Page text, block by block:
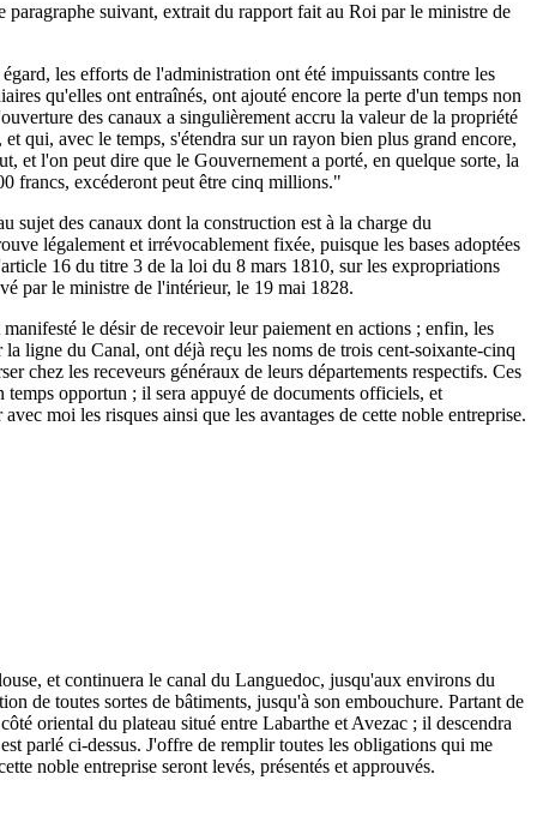
suivant, extrait du rapport fait au Roi par le ministre de
les efforts de l'administration ont été impuissants contre les
qu'elles ont entraînés, ont ajouté encore la perte d'un temps non
des canaux a singulièrement accru la valeur de la propriété
qui, avec le temps, s'étendra sur un rayon bien plus grand encore,
et l'on peut dire que le Gouvernement a porté, en quelque sorte, la
francs, excéderont peut être cinq millions."
sujet des canaux dont la construction est à la charge du
légalement et irrévocablement fixée, puisque les bases adoptées
16 du titre 3 de la loi du 8 mars 1810, sur les expropriations
par le ministre de l'intérieur, le 19 mai 1828.
le désir de recevoir leur paiement en actions ; enfin, les
ligne du Canal, ont déjà reçu les noms de trois cent-soixante-cinq
chez les receveurs généraux de leurs départements respectifs. Ces
temps opportun ; il sera appuyé de documents officiels, et
moi les risques ainsi que les avantages de cette noble entreprise.
et continuera le canal du Languedoc, jusqu'aux environs du
de toutes sortes de bâtiments, jusqu'à son embouchure. Partant de
oriental du plateau situé entre Labarthe et Avezac ; il descendra
parlé ci-dessus. J'offre de remplir toutes les obligations qui me
noble entreprise seront levés, présentés et approuvés.